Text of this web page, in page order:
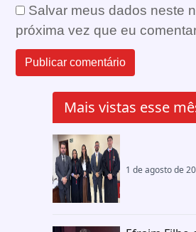
Salvar meus dados neste
próxima vez que eu
Mais vistas esse
1 de agosto de